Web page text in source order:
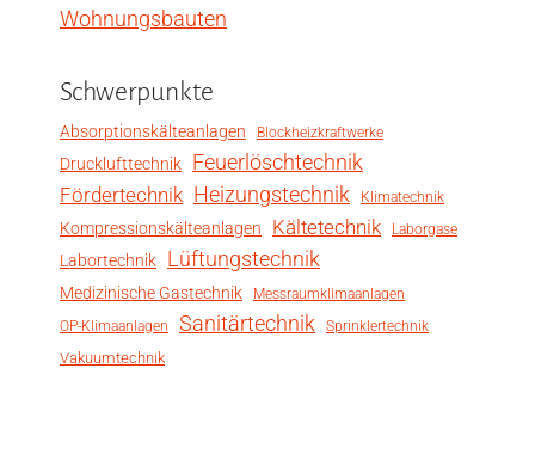
Wohnungsbauten
Schwerpunkte
Absorptionskälteanlagen Blockheizkraftwerke
Drucklufttechnik Feuerlöschtechnik
Fördertechnik Heizungstechnik Klimatechnik
Kompressionskälteanlagen Kältetechnik Laborgase
Labortechnik Lüftungstechnik
Medizinische Gastechnik
Messraumklimaanlagen
OP-Klimaanlagen
Sanitärtechnik Sprinklertechnik
Vakuumtechnik